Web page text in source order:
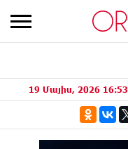
19 Մայիս, 2026 16:53